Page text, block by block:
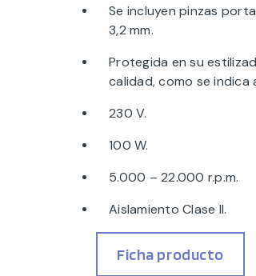
Se incluyen pinzas
3,2 mm.
Protegida en su
calidad, como se indica
230 V.
100 W.
5.000 – 22.000 r.p.m.
Aislamiento Clase II.
Ficha producto